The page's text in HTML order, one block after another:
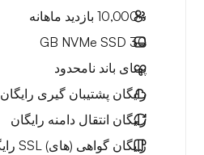
~10,000
بازدید ماهانه
30 GB
NVMe SSD
پهنای باند نامحدود
رایگان پشتیبان گیری رایگان
رایگان انتقال دامنه رایگان
رایگان گواهی (های) SSL رایگان